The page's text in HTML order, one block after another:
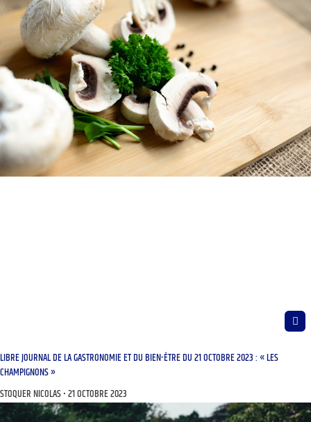
LIBRE JOURNAL DE LA GASTRONOMIE ET DU BIEN-ÊTRE DU 21 OCTOBRE 2023 : « LES
CHAMPIGNONS »
STOQUER NICOLAS 21 OCTOBRE 2023